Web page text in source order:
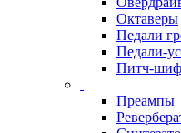
Октаверы
Педали
Педали-
Питч-
Преампы